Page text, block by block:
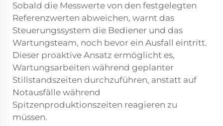
Sobald die Messwerte von den festgelegten
Referenzwerten abweichen, warnt das
Steuerungssystem die Bediener und das
Wartungsteam, noch bevor ein Ausfall eintritt.
Dieser proaktive Ansatz ermöglicht es,
Wartungsarbeiten während geplanter
Stillstandszeiten durchzuführen, anstatt auf
Notausfälle während
Spitzenproduktionszeiten reagieren zu
müssen.